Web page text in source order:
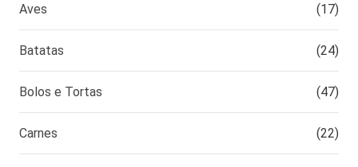
Aves (17)
Batatas (24)
Bolos e Tortas (47)
Carnes (22)